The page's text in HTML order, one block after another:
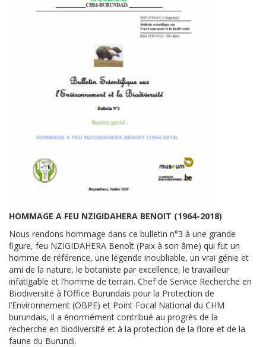
HOMMAGE A FEU NZIGIDAHERA BENOIT (1964-2018)
Nous rendons hommage dans ce bulletin n°3 à une grande
figure, feu NZIGIDAHERA Benoît (Paix à son âme) qui fut un
homme de référence, une légende inoubliable, un vrai génie et
ami de la nature, le botaniste par excellence, le travailleur
infatigable et l’homme de terrain. Chef de Service Recherche en
Biodiversité à l’Office Burundais pour la Protection de
l’Environnement (OBPE) et Point Focal National du CHM
burundais, il a énormément contribué au progrès de la
recherche en biodiversité et à la protection de la flore et de la
faune du Burundi.